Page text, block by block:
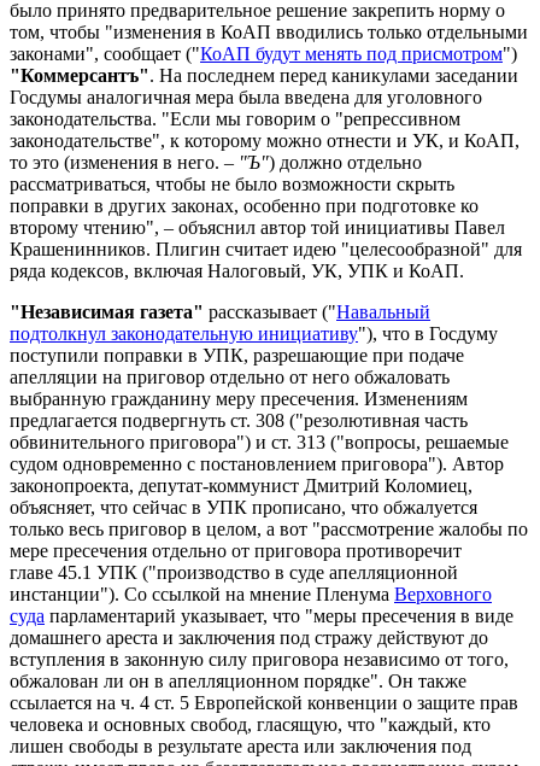
было принято предварительное решение закрепить норму о
том, чтобы "изменения в КоАП вводились только отдельными
законами", сообщает ("КоАП будут менять под присмотром")
"Коммерсантъ". На последнем перед каникулами заседании
Госдумы аналогичная мера была введена для уголовного
законодательства. "Если мы говорим о "репрессивном
законодательстве", к которому можно отнести и УК, и КоАП,
то это (изменения в него. – "Ъ") должно отдельно
рассматриваться, чтобы не было возможности скрыть
поправки в других законах, особенно при подготовке ко
второму чтению", – объяснил автор той инициативы Павел
Крашенинников. Плигин считает идею "целесообразной" для
ряда кодексов, включая Налоговый, УК, УПК и КоАП.
"Независимая газета" рассказывает ("Навальный
подтолкнул законодательную инициативу"), что в Госдуму
поступили поправки в УПК, разрешающие при подаче
апелляции на приговор отдельно от него обжаловать
выбранную гражданину меру пресечения. Изменениям
предлагается подвергнуть ст. 308 ("резолютивная часть
обвинительного приговора") и ст. 313 ("вопросы, решаемые
судом одновременно с постановлением приговора"). Автор
законопроекта, депутат-коммунист Дмитрий Коломиец,
объясняет, что сейчас в УПК прописано, что обжалуется
только весь приговор в целом, а вот "рассмотрение жалобы по
мере пресечения отдельно от приговора противоречит
главе 45.1 УПК ("производство в суде апелляционной
инстанции"). Со ссылкой на мнение Пленума Верховного
суда парламентарий указывает, что "меры пресечения в виде
домашнего ареста и заключения под стражу действуют до
вступления в законную силу приговора независимо от того,
обжалован ли он в апелляционном порядке". Он также
ссылается на ч. 4 ст. 5 Европейской конвенции о защите прав
человека и основных свобод, гласящую, что "каждый, кто
лишен свободы в результате ареста или заключения под